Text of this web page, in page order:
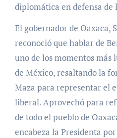
diplomática en defensa de
El gobernador de Oaxaca,
reconoció que hablar de
uno de los momentos más
de México, resaltando la
Maza para representar el
liberal. Aprovechó para
de todo el pueblo de
encabeza la Presidenta